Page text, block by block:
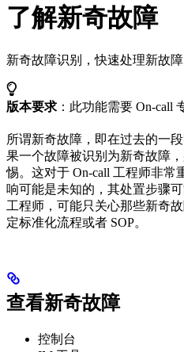
了解新奇故障
新奇故障识别，快速处理新故障
版本要求 ：此功能需要 On-call
所谓新奇故障，即在过去的一
果一个故障被识别为新奇故障
惕。这对于 On-call 工程师非常
响可能是未知的，其处置步骤
工程师，可能只关心那些新奇
定标准化流程或者 SOP。
查看新奇故障
控制台